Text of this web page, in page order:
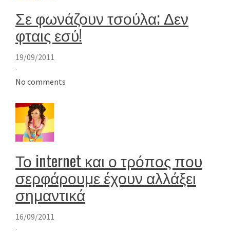
Σε φωνάζουν τσούλα; Δεν
φταις εσύ!
19/09/2011
·
No comments
Το internet και ο τρόπος που
σερφάρουμε έχουν αλλάξει
σημαντικά
16/09/2011
·